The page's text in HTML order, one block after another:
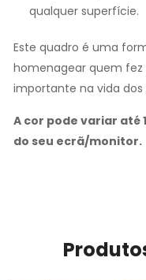
qualquer superfície.
Este quadro é uma
homenagear quem
importante na vida dos
A cor pode variar até
do seu ecrã/monitor.